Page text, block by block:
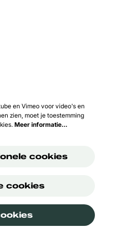
en Vimeo voor video's en
zien, moet je toestemming
Meer informatie…
cookies
cookies